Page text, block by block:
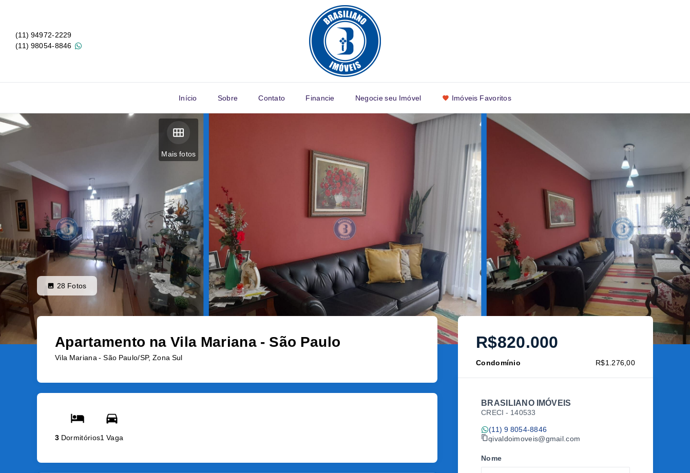
(11) 94972-2229
(11) 98054-8846
Início Sobre Contato Financie Negocie seu Imóvel Imóveis Favoritos
Mais fotos
28 Fotos
Apartamento na Vila Mariana - São Paulo
Vila Mariana - São Paulo/SP, Zona Sul
3 Dormitórios1 Vaga
R$820.000
Condomínio R$1.276,00
BRASILIANO IMÓVEIS
CRECI - 140533
(11) 9 8054-8846
givaldoimoveis@gmail.com
Nome